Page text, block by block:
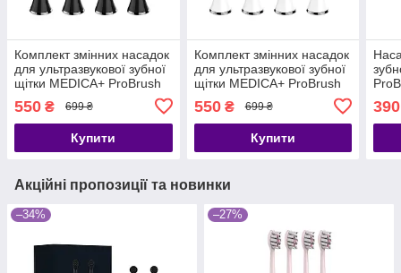
Комплект змінних насадок
для ультразвукової зубної
щітки MEDICA+ ProBrush
550 ₴ 699 ₴
Купити
Комплект змінних насадок
для ультразвукової зубної
щітки MEDICA+ ProBrush
550₴ 699 ₴
Купити
390
Акційні пропозиції та новинки
–34% –27%